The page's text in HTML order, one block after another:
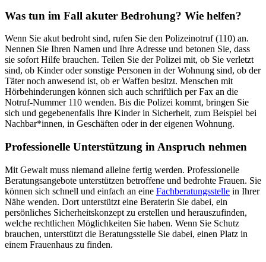
Was tun im Fall akuter Bedrohung? Wie helfen?
Wenn Sie akut bedroht sind, rufen Sie den Polizeinotruf (110) an.
Nennen Sie Ihren Namen und Ihre Adresse und betonen Sie, dass
sie sofort Hilfe brauchen. Teilen Sie der Polizei mit, ob Sie verletzt
sind, ob Kinder oder sonstige Personen in der Wohnung sind, ob der
Täter noch anwesend ist, ob er Waffen besitzt. Menschen mit
Hörbehinderungen können sich auch schriftlich per Fax an die
Notruf-Nummer 110 wenden. Bis die Polizei kommt, bringen Sie
sich und gegebenenfalls Ihre Kinder in Sicherheit, zum Beispiel bei
Nachbar*innen, in Geschäften oder in der eigenen Wohnung.
Professionelle Unterstützung in Anspruch nehmen
Mit Gewalt muss niemand alleine fertig werden. Professionelle
Beratungsangebote unterstützen betroffene und bedrohte Frauen. Sie
können sich schnell und einfach an eine Fachberatungsstelle in Ihrer
Nähe wenden. Dort unterstützt eine Beraterin Sie dabei, ein
persönliches Sicherheitskonzept zu erstellen und herauszufinden,
welche rechtlichen Möglichkeiten Sie haben. Wenn Sie Schutz
brauchen, unterstützt die Beratungsstelle Sie dabei, einen Platz in
einem Frauenhaus zu finden.